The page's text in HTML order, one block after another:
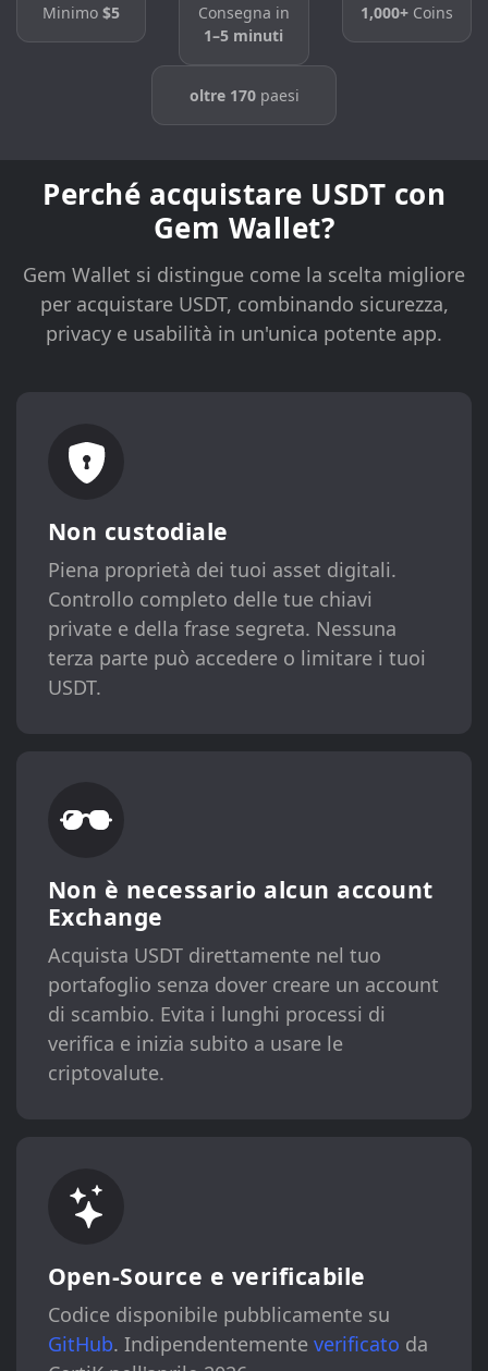
Minimo$5
Consegna in
1–5 minuti
1,000+Coins
oltre 170paesi
Perché acquistare USDT con
Gem Wallet?
Gem Wallet si distingue come la scelta migliore
per acquistare USDT, combinando sicurezza,
privacy e usabilità in un'unica potente app.
Non custodiale
Piena proprietà dei tuoi asset digitali.
Controllo completo delle tue chiavi
private e della frase segreta. Nessuna
terza parte può accedere o limitare i tuoi
USDT.
Non è necessario alcun account
Exchange
Acquista USDT direttamente nel tuo
portafoglio senza dover creare un account
di scambio. Evita i lunghi processi di
verifica e inizia subito a usare le
criptovalute.
Open-Source e verificabile
Codice disponibile pubblicamente su
GitHub. Indipendentemente verificato da